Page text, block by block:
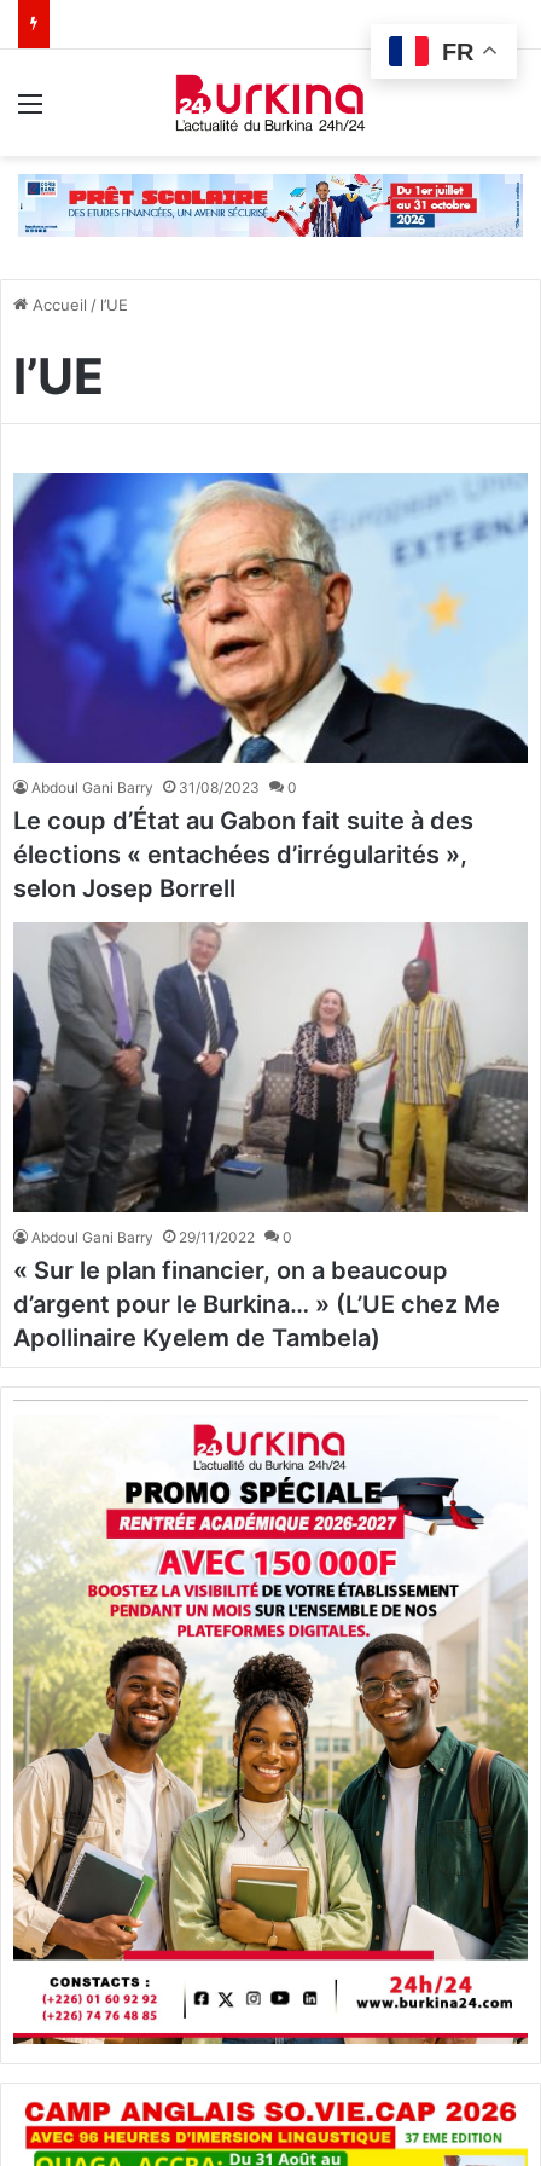
Accueil / l’UE
l’UE
Abdoul Gani Barry 31/08/2023 0
Le coup d’État au Gabon fait suite à des
élections « entachées d’irrégularités »,
selon Josep Borrell
Abdoul Gani Barry 29/11/2022 0
« Sur le plan financier, on a beaucoup
d’argent pour le Burkina… » (L’UE chez Me
Apollinaire Kyelem de Tambela)
FR